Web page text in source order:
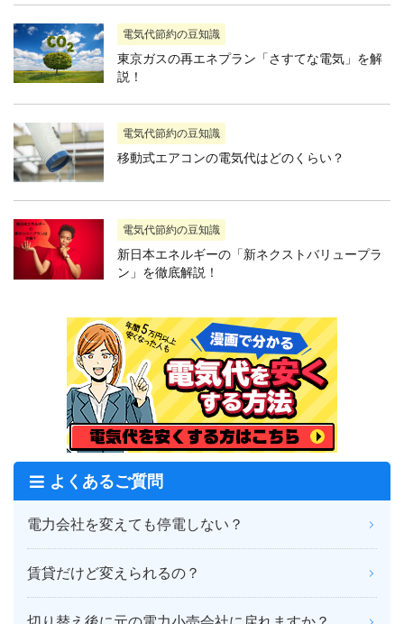
電気代節約の豆知識
東京ガスの再エネプラン「さすてな電気」を解
説！
電気代節約の豆知識
移動式エアコンの電気代はどのくらい？
電気代節約の豆知識
新日本エネルギーの「新ネクストバリュープラ
ン」を徹底解説！
よくあるご質問
電力会社を変えても停電しない？
賃貸だけど変えられるの？